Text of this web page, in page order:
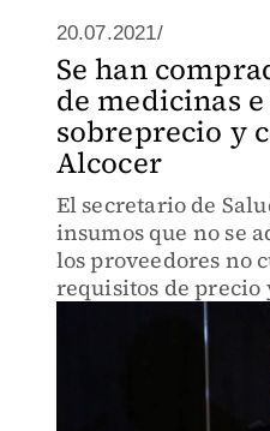
20.07.2021/
Se han
de medicinas
sobreprecio y
Alcocer
El secretario de
insumos que no se
los proveedores no
requisitos de precio